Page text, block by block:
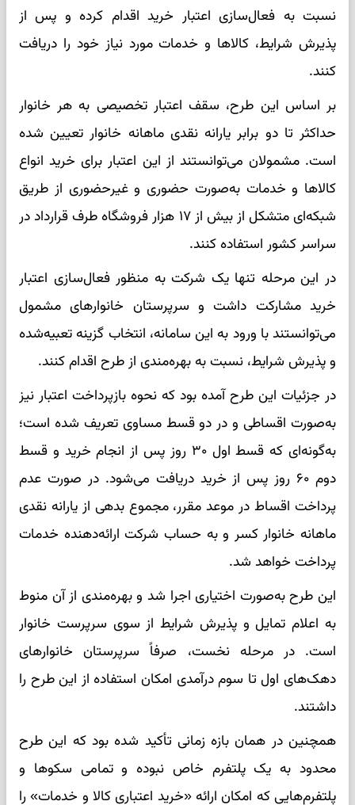
نسبت به فعال‌سازی اعتبار خرید اقدام کرده و پس از
پذیرش شرایط، کالا‌ها و خدمات مورد نیاز خود را دریافت
کنند.
بر اساس این طرح، سقف اعتبار تخصیصی به هر خانوار
حداکثر تا دو برابر یارانه نقدی ماهانه خانوار تعیین شده
است. مشمولان می‌توانستند از این اعتبار برای خرید انواع
کالا‌ها و خدمات به‌صورت حضوری و غیرحضوری از طریق
شبکه‌ای متشکل از بیش از ۱۷ هزار فروشگاه طرف قرارداد در
سراسر کشور استفاده کنند.
در این مرحله تنها یک شرکت به منظور فعال‌سازی اعتبار
خرید مشارکت داشت و سرپرستان خانوار‌های مشمول
می‌توانستند با ورود به این سامانه، انتخاب گزینه تعبیه‌شده
و پذیرش شرایط، نسبت به بهره‌مندی از طرح اقدام کنند.
در جزئیات این طرح آمده بود که نحوه بازپرداخت اعتبار نیز
به‌صورت اقساطی و در دو قسط مساوی تعریف شده است؛
به‌گونه‌ای که قسط اول ۳۰ روز پس از انجام خرید و قسط
دوم ۶۰ روز پس از خرید دریافت می‌شود. در صورت عدم
پرداخت اقساط در موعد مقرر، مجموع بدهی از یارانه نقدی
ماهانه خانوار کسر و به حساب شرکت ارائه‌دهنده خدمات
پرداخت خواهد شد.
این طرح به‌صورت اختیاری اجرا شد و بهره‌مندی از آن منوط
به اعلام تمایل و پذیرش شرایط از سوی سرپرست خانوار
است. در مرحله نخست، صرفاً سرپرستان خانوار‌های
دهک‌های اول تا سوم درآمدی امکان استفاده از این طرح را
داشتند.
همچنین در همان بازه زمانی تأکید شده بود که این طرح
محدود به یک پلتفرم خاص نبوده و تمامی سکو‌ها و
پلتفرم‌هایی که امکان ارائه «خرید اعتباری کالا و خدمات» را